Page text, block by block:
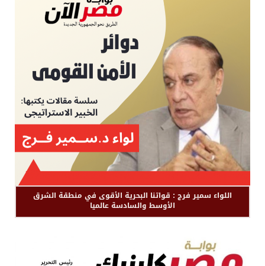
اللواء سمير فرج : قواتنا البحرية الأقوى في منطقة الشرق
الأوسط والسادسة عالميا